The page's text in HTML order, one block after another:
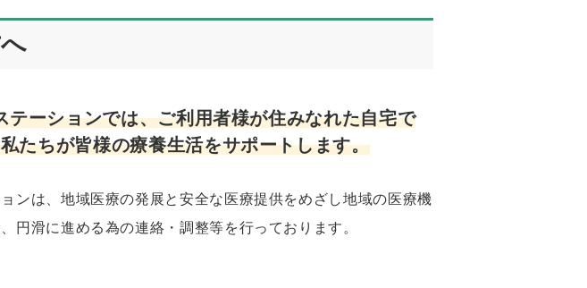
テーションでは、ご利用者様が住みなれた自宅で
たちが皆様の療養生活をサポートします。
ンは、地域医療の発展と安全な医療提供をめざし地域の医療機
円滑に進める為の連絡・調整等を行っております。